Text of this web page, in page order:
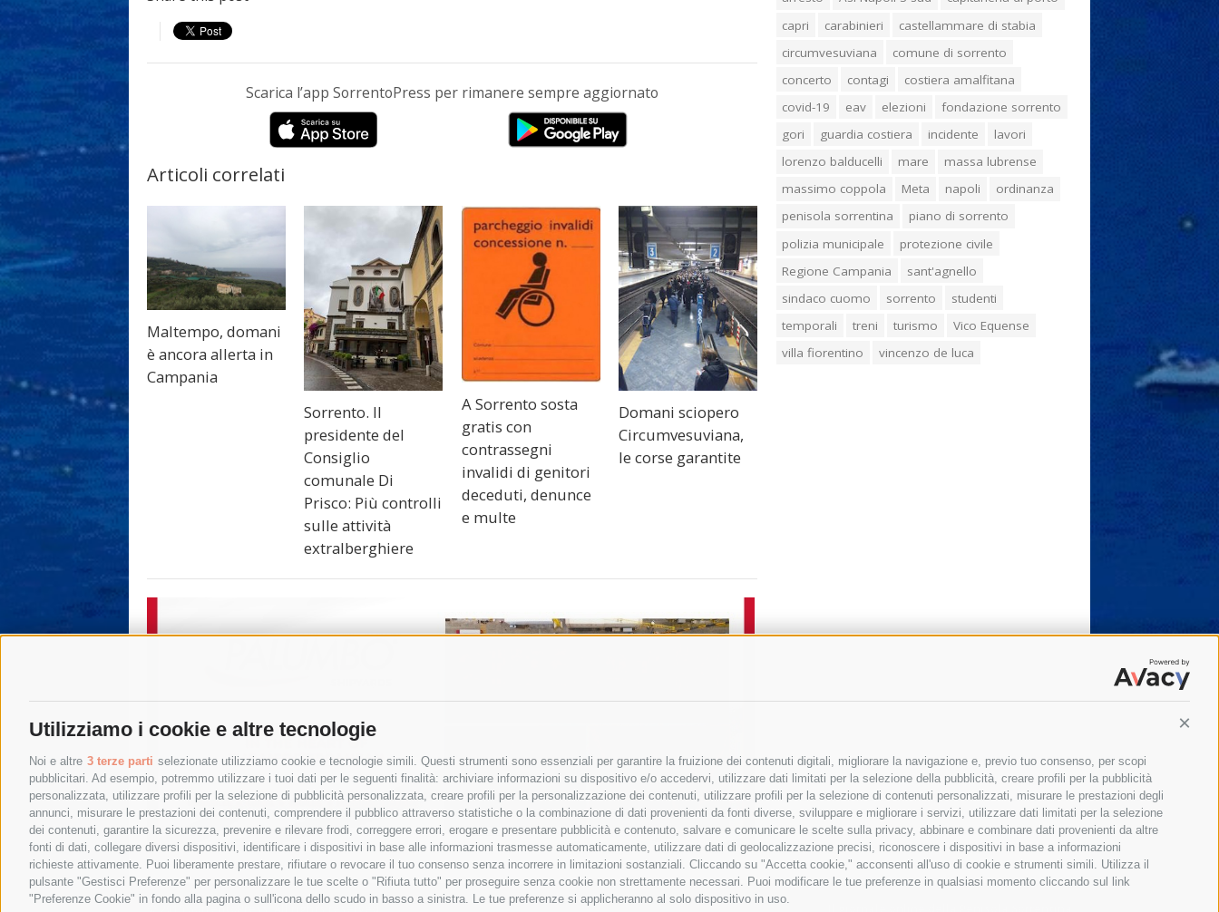
Utilizziamo i cookie e altre tecnologie
Noi e altre 3 terze parti selezionate utilizziamo cookie e tecnologie simili. Questi strumenti sono essenziali per garantire la fruizione dei contenuti digitali, migliorare la navigazione e, previo tuo consenso, per scopi
pubblicitari. Ad esempio, potremmo utilizzare i tuoi dati per le seguenti finalità: archiviare informazioni su dispositivo e/o accedervi, utilizzare dati limitati per la selezione della pubblicità, creare profili per la pubblicità
personalizzata, utilizzare profili per la selezione di pubblicità personalizzata, creare profili per la personalizzazione dei contenuti, utilizzare profili per la selezione di contenuti personalizzati, misurare le prestazioni degli
annunci, misurare le prestazioni dei contenuti, comprendere il pubblico attraverso statistiche o la combinazione di dati provenienti da fonti diverse, sviluppare e migliorare i servizi, utilizzare dati limitati per la selezione
dei contenuti, garantire la sicurezza, prevenire e rilevare frodi, correggere errori, erogare e presentare pubblicità e contenuto, salvare e comunicare le scelte sulla privacy, abbinare e combinare dati provenienti da altre
fonti di dati, collegare diversi dispositivi, identificare i dispositivi in base alle informazioni trasmesse automaticamente, utilizzare dati di geolocalizzazione precisi, riconoscere i dispositivi in base a informazioni
richieste attivamente. Puoi liberamente prestare, rifiutare o revocare il tuo consenso senza incorrere in limitazioni sostanziali. Cliccando su "Accetta cookie," acconsenti all'uso di cookie e strumenti simili. Utilizza il
pulsante "Gestisci Preferenze" per personalizzare le tue scelte o "Rifiuta tutto" per proseguire senza cookie non strettamente necessari. Puoi modificare le tue preferenze in qualsiasi momento cliccando sul link
"Preferenze Cookie" in fondo alla pagina o sull'icona dello scudo in basso a sinistra. Le tue preferenze si applicheranno al solo dispositivo in uso.
Scarica l’app SorrentoPress per rimanere sempre aggiornato
Articoli correlati
Maltempo, domani
è ancora allerta in
Campania
Sorrento. Il
presidente del
Consiglio
comunale Di
Prisco: Più controlli
sulle attività
extralberghiere
A Sorrento sosta
gratis con
contrassegni
invalidi di genitori
deceduti, denunce
e multe
Domani sciopero
Circumvesuviana,
le corse garantite
capri
carabinieri
castellammare di stabia
circumvesuviana
comune di sorrento
concerto
contagi
costiera amalfitana
covid-19
eav elezioni
fondazione sorrento
gori
guardia costiera incidente
lavori
lorenzo balducelli
mare
massa lubrense
massimo coppola
Meta napoli
ordinanza
penisola sorrentina
piano di sorrento
polizia municipale
protezione civile
Regione Campania
sant'agnello
sindaco cuomo
sorrento
studenti
temporali
treni turismo
Vico Equense
villa fiorentino
vincenzo de luca
© 2015 SorrentoPress. All rights reserved.